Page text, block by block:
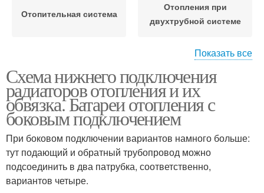
Отопительная система
Отопления при
двухтрубной системе
Отопительные системы
Показать все
Схема нижнего подключения
радиаторов отопления и их
обвязка. Батареи отопления с
боковым подключением
При боковом подключении вариантов намного больше:
тут подающий и обратный трубопровод можно
подсоединить в два патрубка, соответственно,
вариантов четыре.